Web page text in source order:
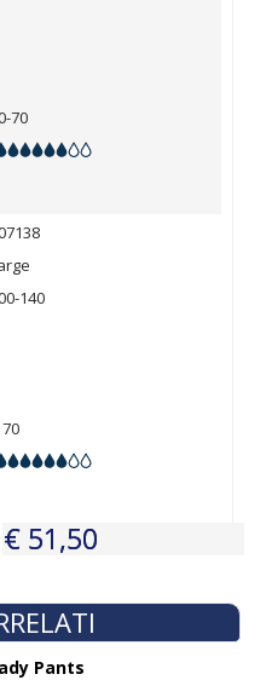
70
€ 51,50
140
€ 51,50
Pants